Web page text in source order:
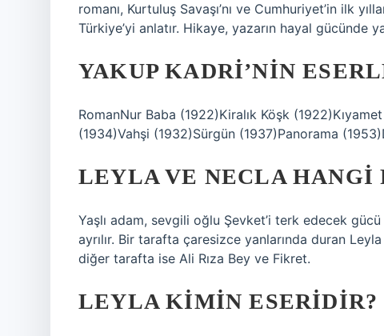
romanı, Kurtuluş Savaşı’nı ve Cumhuriyet’in ilk
Türkiye’yi anlatır. Hikaye, yazarın hayal gücünde
YAKUP KADRI’NIN
RomanNur Baba (1922)Kiralık Köşk
(1934)Vahşi (1932)Sürgün (1937)Panorama
LEYLA VE NECLA
Yaşlı adam, sevgili oğlu Şevket’i terk edecek
ayrılır. Bir tarafta çaresizce yanlarında duran
diğer tarafta ise Ali Rıza Bey ve Fikret.
LEYLA KIMIN ESERIDIR?